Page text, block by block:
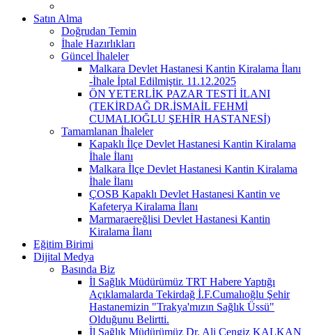
Satın Alma
Doğrudan Temin
İhale Hazırlıkları
Güncel İhaleler
Malkara Devlet Hastanesi Kantin Kiralama İlanı
-İhale İptal Edilmiştir. 11.12.2025
ÖN YETERLİK PAZAR TESTİ İLANI
(TEKİRDAĞ DR.İSMAİL FEHMİ
CUMALIOĞLU ŞEHİR HASTANESİ)
Tamamlanan İhaleler
Kapaklı İlçe Devlet Hastanesi Kantin Kiralama
İhale İlanı
Malkara İlçe Devlet Hastanesi Kantin Kiralama
İhale İlanı
ÇOSB Kapaklı Devlet Hastanesi Kantin ve
Kafeterya Kiralama İlanı
Marmaraereğlisi Devlet Hastanesi Kantin
Kiralama İlanı
Eğitim Birimi
Dijital Medya
Basında Biz
İl Sağlık Müdürümüz TRT Habere Yaptığı
Açıklamalarda Tekirdağ İ.F.Cumalıoğlu Şehir
Hastanemizin "Trakya'mızın Sağlık Üssü"
Olduğunu Belirtti.
İl Sağlık Müdürümüz Dr. Ali Cengiz KALKAN